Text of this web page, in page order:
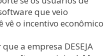
que veio
vê o incentivo econômico
a empresa DESEJA